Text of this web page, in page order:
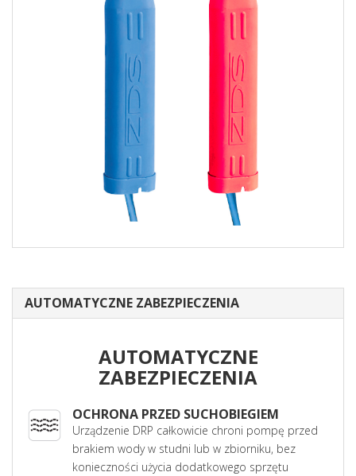
AUTOMATYCZNE ZABEZPIECZENIA
AUTOMATYCZNE
ZABEZPIECZENIA
OCHRONA PRZED SUCHOBIEGIEM
Urządzenie DRP całkowicie chroni pompę przed
brakiem wody w studni lub w zbiorniku, bez
konieczności użycia dodatkowego sprzętu